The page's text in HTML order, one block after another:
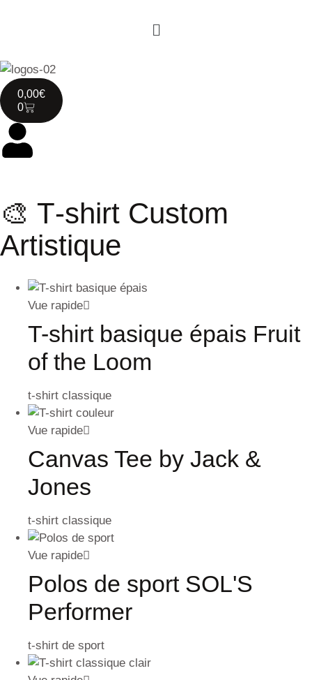
0,00€
0
🎨 T‑shirt Custom
Artistique
Vue rapide
T-shirt basique épais Fruit
of the Loom
t-shirt classique
Vue rapide
Canvas Tee by Jack &
Jones
t-shirt classique
Vue rapide
Polos de sport SOL'S
Performer
t-shirt de sport